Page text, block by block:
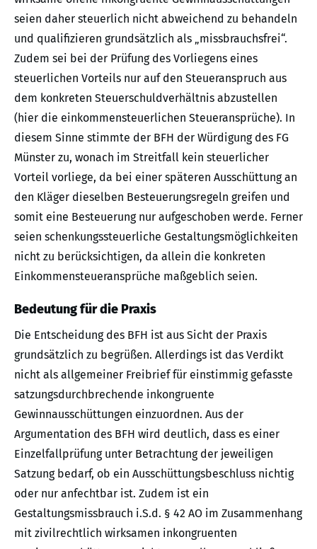
seien daher steuerlich nicht abweichend zu behandeln
und qualifizieren grundsätzlich als „missbrauchsfrei“.
Zudem sei bei der Prüfung des Vorliegens eines
steuerlichen Vorteils nur auf den Steueranspruch aus
dem konkreten Steuerschuldverhältnis abzustellen
(hier die einkommensteuerlichen Steueransprüche). In
diesem Sinne stimmte der BFH der Würdigung des FG
Münster zu, wonach im Streitfall kein steuerlicher
Vorteil vorliege, da bei einer späteren Ausschüttung an
den Kläger dieselben Besteuerungsregeln greifen und
somit eine Besteuerung nur aufgeschoben werde. Ferner
seien schenkungssteuerliche Gestaltungsmöglichkeiten
nicht zu berücksichtigen, da allein die konkreten
Einkommensteueransprüche maßgeblich seien.
Bedeutung für die Praxis
Die Entscheidung des BFH ist aus Sicht der Praxis
grundsätzlich zu begrüßen. Allerdings ist das Verdikt
nicht als allgemeiner Freibrief für einstimmig gefasste
satzungsdurchbrechende inkongruente
Gewinnausschüttungen einzuordnen. Aus der
Argumentation des BFH wird deutlich, dass es einer
Einzelfallprüfung unter Betrachtung der jeweiligen
Satzung bedarf, ob ein Ausschüttungsbeschluss nichtig
oder nur anfechtbar ist. Zudem ist ein
Gestaltungsmissbrauch i.S.d. § 42 AO im Zusammenhang
mit zivilrechtlich wirksamen inkongruenten